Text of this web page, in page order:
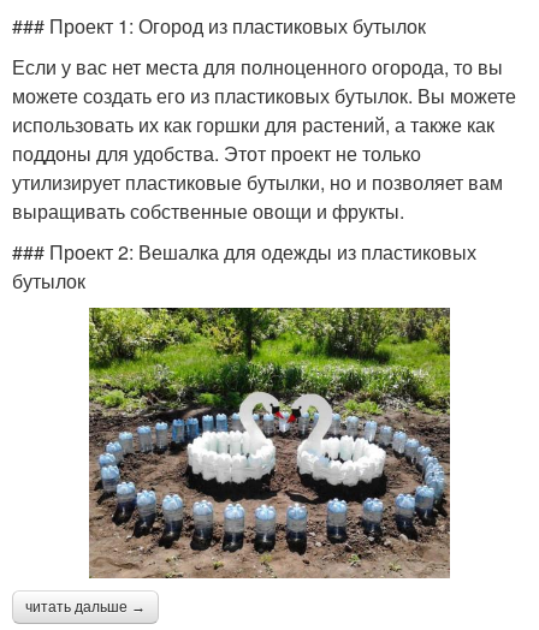
### Проект 1: Огород из пластиковых бутылок
Если у вас нет места для полноценного огорода, то вы
можете создать его из пластиковых бутылок. Вы можете
использовать их как горшки для растений, а также как
поддоны для удобства. Этот проект не только
утилизирует пластиковые бутылки, но и позволяет вам
выращивать собственные овощи и фрукты.
### Проект 2: Вешалка для одежды из пластиковых
бутылок
читать дальше →